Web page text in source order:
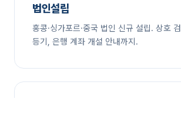
법인설립
홍콩·싱가포르·중국 법인 신규 설립. 상호
등기, 은행 계좌 개설 안내까지.